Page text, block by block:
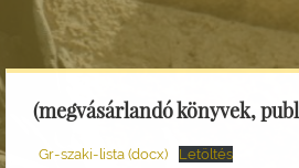
(megvásárlandó könyvek,
Gr-szaki-lista (docx) Letöltés